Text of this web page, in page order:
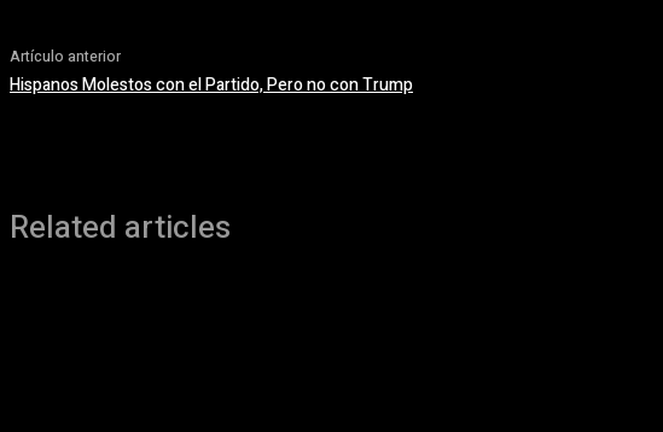
Artículo anterior
Hispanos Molestos con el Partido, Pero no con Trump
Related articles